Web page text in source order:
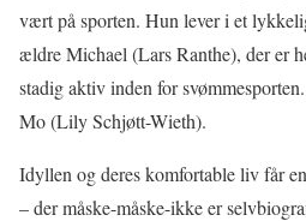
vært på sporten. Hun lever i et
ældre Michael (Lars Ranthe), der er
stadig aktiv inden for
Mo (Lily Schjøtt-Wieth).
Idyllen og deres komfortable liv får
– der måske-måske-ikke er